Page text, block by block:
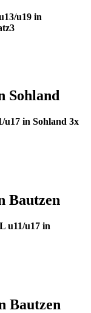
u19 in
Sohland
in Sohland 3x
Bautzen
u11/u17 in
Bautzen